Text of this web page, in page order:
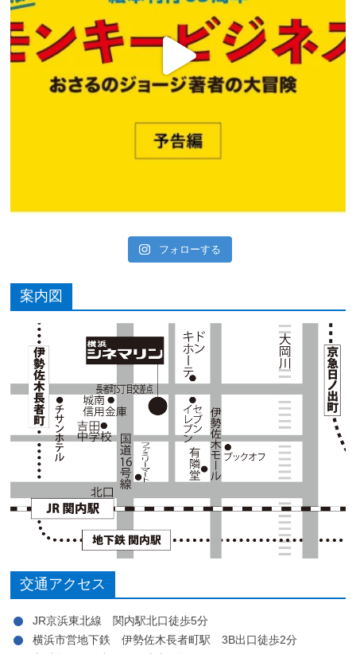
フォローする
案内図
交通アクセス
JR京浜東北線 関内駅北口徒歩5分
横浜市営地下鉄 伊勢佐木長者町駅 3B出口徒歩2分